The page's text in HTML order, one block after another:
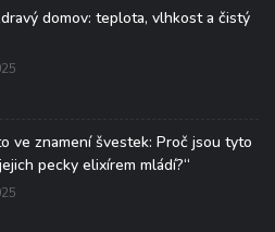
domov: teplota, vlhkost a čistý
ve znamení švestek: Proč jsou tyto
pecky elixírem mládí?“